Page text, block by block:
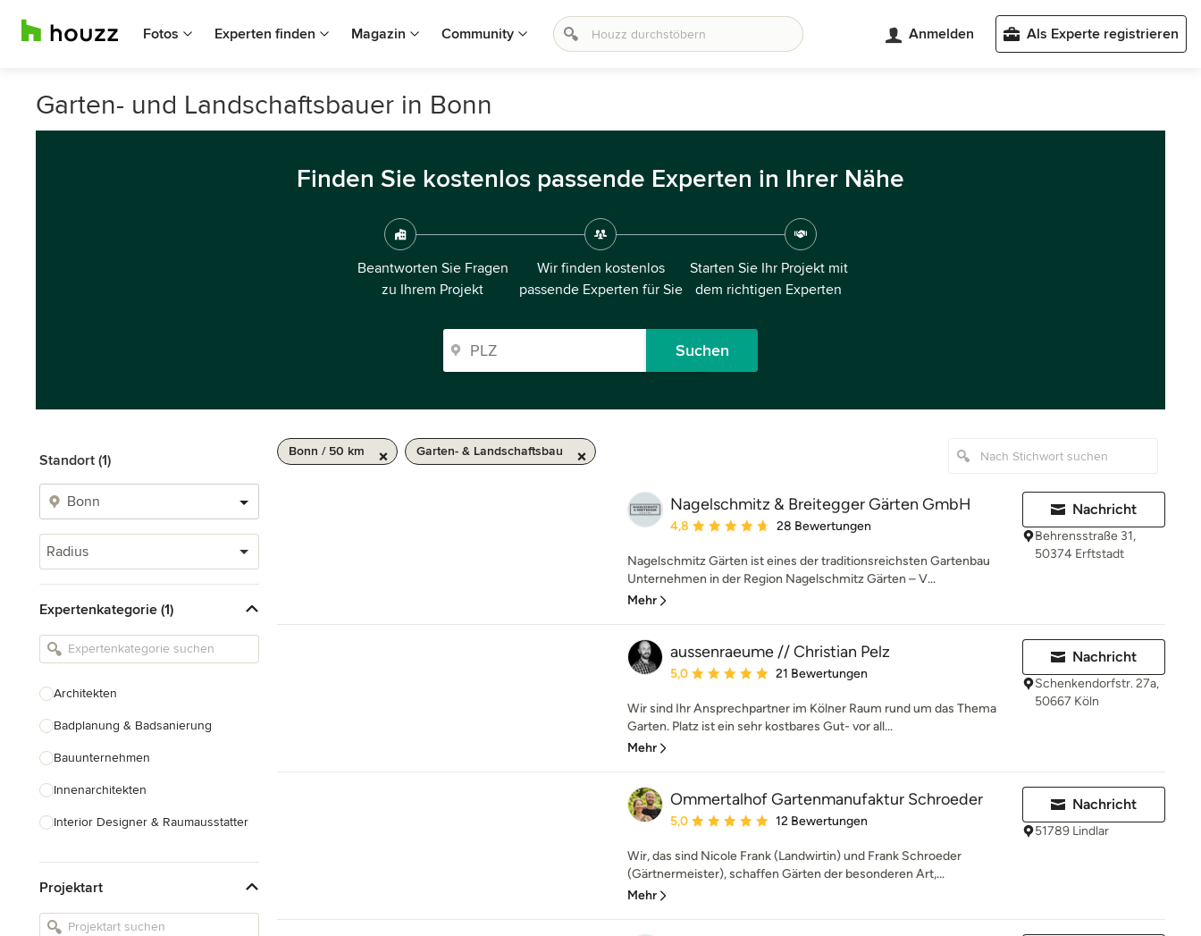
Fotos Experten finden Magazin Community Anmelden Als Experte registrieren
Garten- und Landschaftsbauer in Bonn
Finden Sie kostenlos passende Experten in Ihrer Nähe
Beantworten Sie Fragen
zu Ihrem Projekt
Wir finden kostenlos
passende Experten für Sie
Starten Sie Ihr Projekt mit
dem richtigen Experten
Suchen
Standort (1)
Radius
Expertenkategorie (1)
Architekten
Badplanung & Badsanierung
Bauunternehmen
Innenarchitekten
Interior Designer & Raumausstatter
Landschaftsarchitekten
Armaturen & Sanitärbedarf
Projektart
Bonn / 50 km Garten- & Landschaftsbau
Nagelschmitz & Breitegger Gärten GmbH
Durchschnittliche Bewertung: 4.8 von 5 Sternen
4,8 28 Bewertungen
Nagelschmitz Gärten ist eines der traditionsreichsten Gartenbau
Unternehmen in der Region Nagelschmitz Gärten – V...
Mehr
Nachricht
Behrensstraße 31,
50374 Erftstadt
aussenraeume // Christian Pelz
Durchschnittliche Bewertung: 5 von 5 Sternen
5,0 21 Bewertungen
Wir sind Ihr Ansprechpartner im Kölner Raum rund um das Thema
Garten. Platz ist ein sehr kostbares Gut- vor all...
Mehr
Nachricht
Schenkendorfstr. 27a,
50667 Köln
Ommertalhof Gartenmanufaktur Schroeder
Durchschnittliche Bewertung: 5 von 5 Sternen
5,0 12 Bewertungen
Wir, das sind Nicole Frank (Landwirtin) und Frank Schroeder
(Gärtnermeister), schaffen Gärten der besonderen Art,...
Mehr
Nachricht
51789 Lindlar